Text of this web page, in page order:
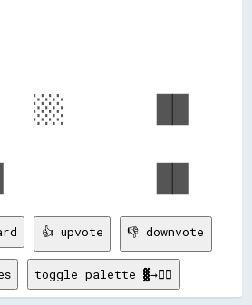
░░      ██
👍 upvote 👎 downvote
toggle palette ▓→✊🏽